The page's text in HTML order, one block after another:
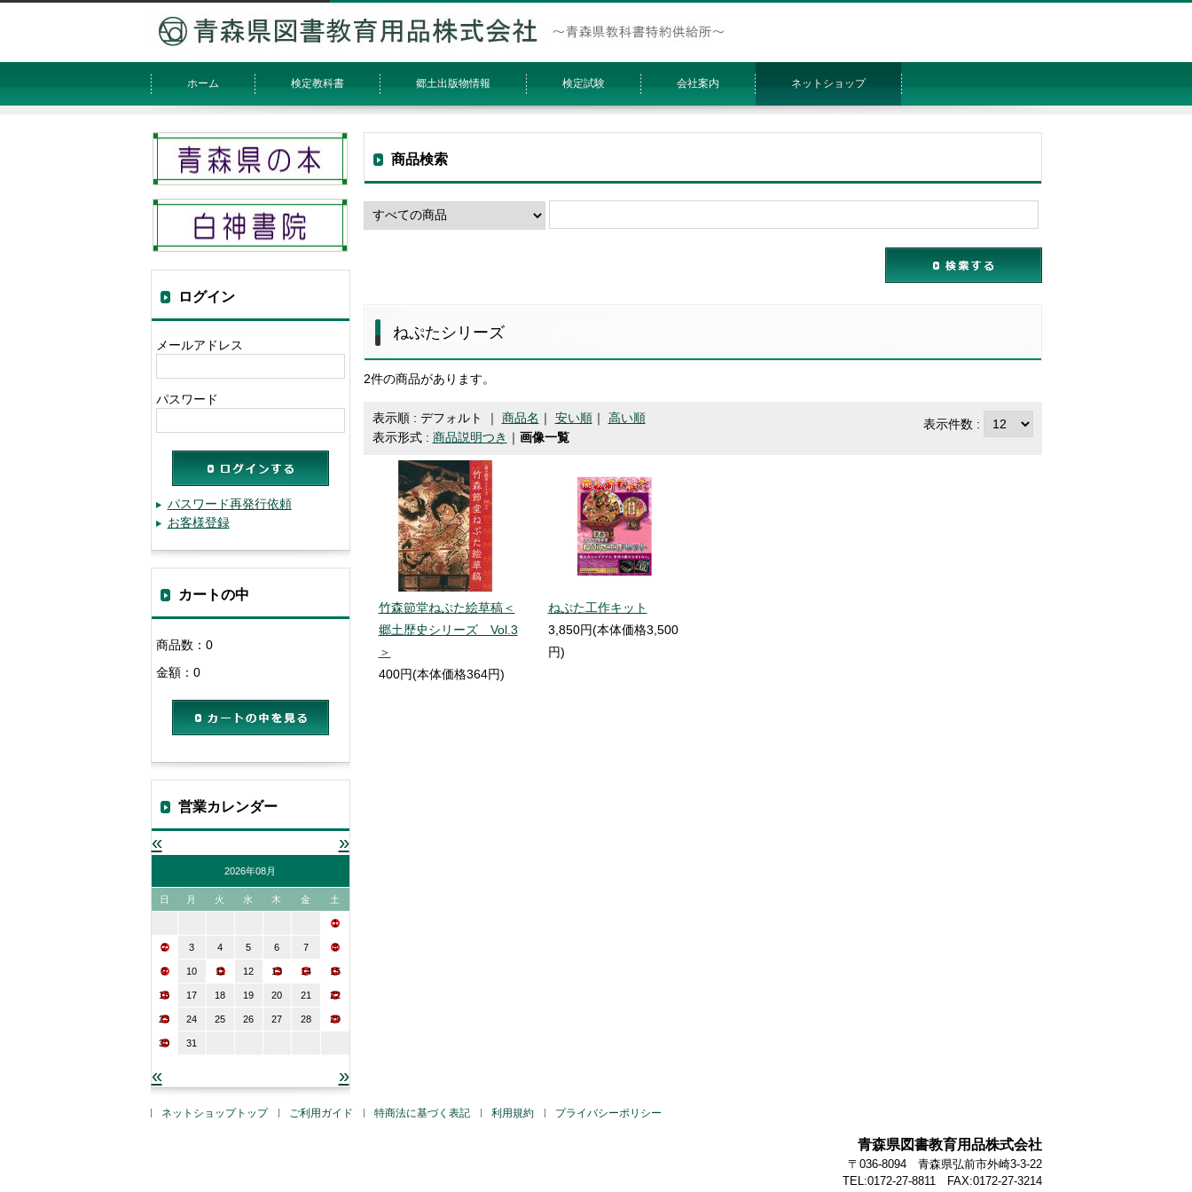
ホーム 検定教科書 郷土出版物情報 検定試験 会社案内 ネットショップ
商品検索
ねぷたシリーズ
2件の商品があります。
表示順 : デフォルト ｜ 商品名 ｜ 安い順｜ 高い順
表示形式 : 商品説明つき ｜ 画像一覧
表示件数 :
竹森節堂ねぷた絵草稿＜
郷土歴史シリーズ Vol.3
＞
400円(本体価格364円)
ねぷた工作キット
3,850円(本体価格3,500
円)
ログイン
メールアドレス
パスワード
パスワード再発行依頼
お客様登録
カートの中
商品数：0
金額：0
営業カレンダー
« »
2026年08月
日 月 火 水 木 金 土
1
2 3 4 5 6 7 8
9 10 11 12 13 14 15
16 17 18 19 20 21 22
23 24 25 26 27 28 29
30 31
« »
ネットショップトップ ご利用ガイド 特商法に基づく表記 利用規約 プライバシーポリシー
青森県図書教育用品株式会社
〒036-8094 青森県弘前市外崎3-3-22
TEL:0172-27-8811 FAX:0172-27-3214